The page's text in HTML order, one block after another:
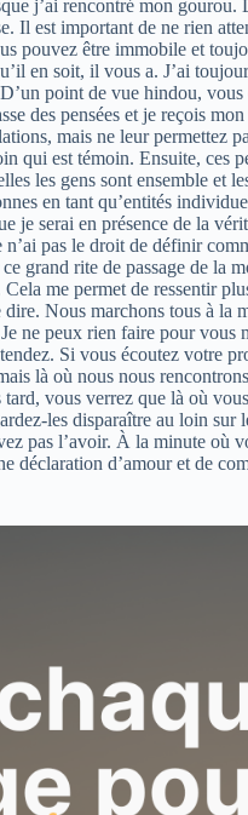
j’ai rencontré mon
Il est important de ne rien
pouvez être immobile et
en soit, il vous a. J’ai
point de vue hindou,
des pensées et je reçois
mais ne leur permettez
est témoin. Ensuite, ces
les gens sont ensemble
en tant qu’entités
je serai en présence de la
pas le droit de définir
grand rite de passage de
me permet de ressentir
Nous marchons tous à
ne peux rien faire pour
Si vous écoutez votre
là où nous nous
tard, vous verrez que là où
les disparaître au loin
pas l’avoir. À la minute où
déclaration d’amour et de